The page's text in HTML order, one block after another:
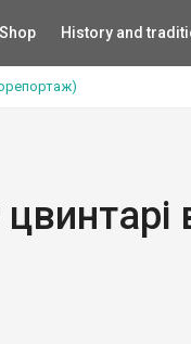
Shop History and